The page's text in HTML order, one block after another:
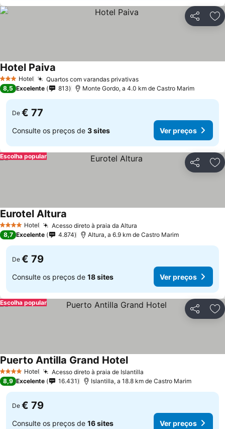
Partilhar
3 EstrelasHotel Quartos com varandas privativasVer preços
Hotel Paiva
8,5 Excelente 813 Monte Gordo, a 4.0 km de Castro Marim
De € 77
Consulte os preços de 3 sites Ver preços
Partilhar
Escolha popular
4 EstrelasHotel Acesso direto à praia da Altura
Eurotel Altura
8,7 Excelente 4.874 Altura, a 6.9 km de Castro Marim
De € 79
Consulte os preços de 18 sites Ver preços
Partilhar
Escolha popular
4 EstrelasHotel Acesso direto à praia de Islantilla
Puerto Antilla Grand HotelVer preços
8,9 Excelente 16.431 Islantilla, a 18.8 km de Castro Marim
De € 79
Consulte os preços de 16 sites Ver preços